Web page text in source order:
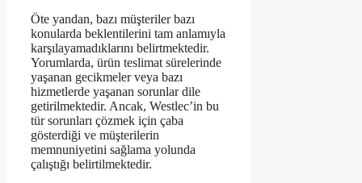
Öte yandan, bazı müşteriler bazı
konularda beklentilerini tam anlamıyla
karşılayamadıklarını belirtmektedir.
Yorumlarda, ürün teslimat sürelerinde
yaşanan gecikmeler veya bazı
hizmetlerde yaşanan sorunlar dile
getirilmektedir. Ancak, Westlec’in bu
tür sorunları çözmek için çaba
gösterdiği ve müşterilerin
memnuniyetini sağlama yolunda
çalıştığı belirtilmektedir.